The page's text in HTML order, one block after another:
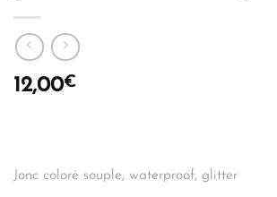
12,00€
Jonc coloré souple, waterproof, glitter